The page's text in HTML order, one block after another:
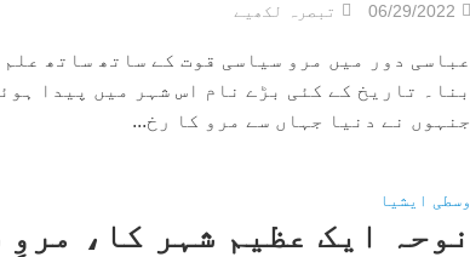
06/29/2022 تبصرہ لکھیے
عباسی دور میں مرو سیاسی قوت کے ساتھ ساتھ
بنا۔ تاریخ کے کئی بڑے نام اس شہر میں پیدا
جنہوں نے دنیا جہاں سے مرو کا رخ...
وسطی ایشیا
نوحہ ایک عظیم شہر کا،